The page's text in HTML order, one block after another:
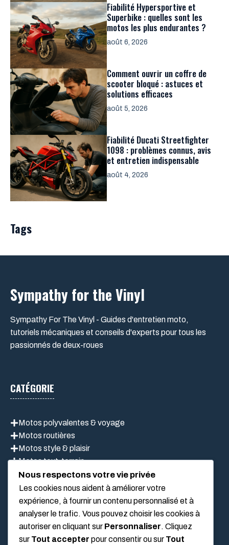
Fiabilité Hypersportive et
Superbike : quelles sont les
motos les plus endurantes ?
août 6, 2026
Comment ouvrir un coffre de
scooter bloqué : astuces et
solutions efficaces
août 5, 2026
Fiabilité Ducati Streetfighter
1098 : problèmes connus, avis
et entretien indispensable
août 4, 2026
Tags
Sympathy for the Vinyl
Sympathy For The Vinyl - Guides d'entretien moto,
tutoriels mécaniques et conseils d'experts pour tous les
passionnés de deux-roues
CATÉGORIE
Motos polyvalentes & voyage
Motos routières
Motos style & plaisir
Motos tout-terrain
Scooter
LIEN UTILES
Nous respectons votre vie privée
Les cookies nous aident à améliorer votre
expérience, à fournir un contenu personnalisé et à
analyser le trafic. Vous pouvez choisir les cookies à
autoriser en cliquant sur Personnaliser. Cliquez
sur Tout accepter pour consentir ou sur Tout